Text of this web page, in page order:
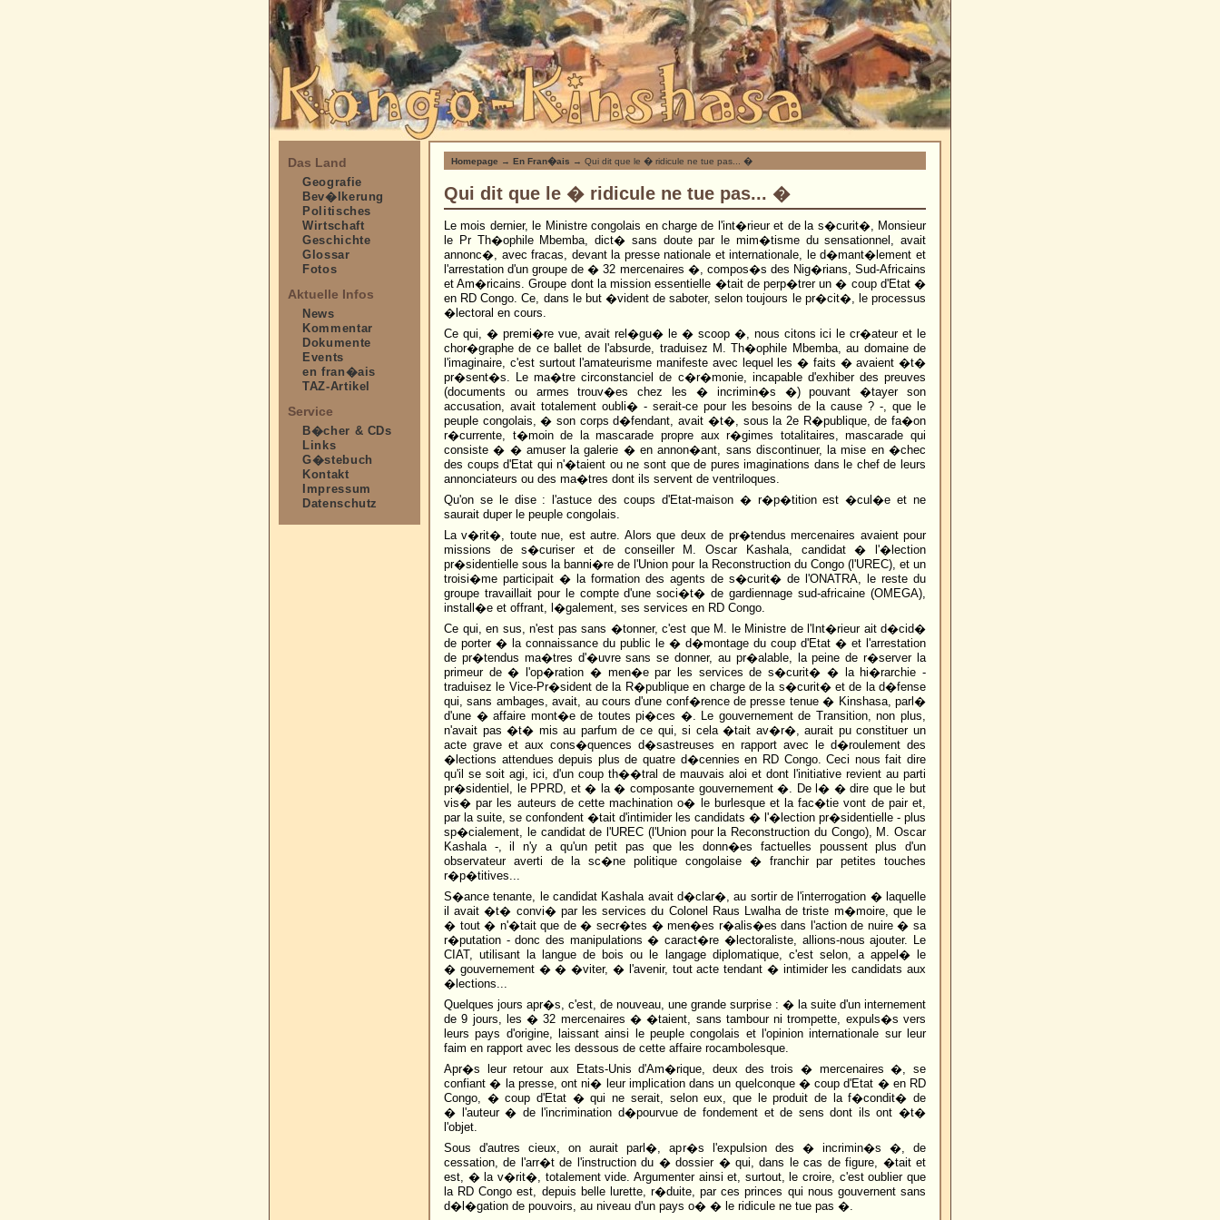
Das Land
Geografie
Bev�lkerung
Politisches
Wirtschaft
Geschichte
Glossar
Fotos
Aktuelle Infos
News
Kommentar
Dokumente
Events
en fran�ais
TAZ-Artikel
Service
B�cher & CDs
Links
G�stebuch
Kontakt
Impressum
Datenschutz
Homepage → En Fran�ais → Qui dit que le � ridicule ne tue pas... �
Qui dit que le � ridicule ne tue pas... �
Le mois dernier, le Ministre congolais en charge de l'int�rieur et de la s�curit�, Monsieur
le Pr Th�ophile Mbemba, dict� sans doute par le mim�tisme du sensationnel, avait
annonc�, avec fracas, devant la presse nationale et internationale, le d�mant�lement et
l'arrestation d'un groupe de � 32 mercenaires �, compos�s des Nig�rians, Sud-Africains
et Am�ricains. Groupe dont la mission essentielle �tait de perp�trer un � coup d'Etat �
en RD Congo. Ce, dans le but �vident de saboter, selon toujours le pr�cit�, le processus
�lectoral en cours.
Ce qui, � premi�re vue, avait rel�gu� le � scoop �, nous citons ici le cr�ateur et le
chor�graphe de ce ballet de l'absurde, traduisez M. Th�ophile Mbemba, au domaine de
l'imaginaire, c'est surtout l'amateurisme manifeste avec lequel les � faits � avaient �t�
pr�sent�s. Le ma�tre circonstanciel de c�r�monie, incapable d'exhiber des preuves
(documents ou armes trouv�es chez les � incrimin�s �) pouvant �tayer son
accusation, avait totalement oubli� - serait-ce pour les besoins de la cause ? -, que le
peuple congolais, � son corps d�fendant, avait �t�, sous la 2e R�publique, de fa�on
r�currente, t�moin de la mascarade propre aux r�gimes totalitaires, mascarade qui
consiste � � amuser la galerie � en annon�ant, sans discontinuer, la mise en �chec
des coups d'Etat qui n'�taient ou ne sont que de pures imaginations dans le chef de leurs
annonciateurs ou des ma�tres dont ils servent de ventriloques.
Qu'on se le dise : l'astuce des coups d'Etat-maison � r�p�tition est �cul�e et ne
saurait duper le peuple congolais.
La v�rit�, toute nue, est autre. Alors que deux de pr�tendus mercenaires avaient pour
missions de s�curiser et de conseiller M. Oscar Kashala, candidat � l'�lection
pr�sidentielle sous la banni�re de l'Union pour la Reconstruction du Congo (l'UREC), et un
troisi�me participait � la formation des agents de s�curit� de l'ONATRA, le reste du
groupe travaillait pour le compte d'une soci�t� de gardiennage sud-africaine (OMEGA),
install�e et offrant, l�galement, ses services en RD Congo.
Ce qui, en sus, n'est pas sans �tonner, c'est que M. le Ministre de l'Int�rieur ait d�cid�
de porter � la connaissance du public le � d�montage du coup d'Etat � et l'arrestation
de pr�tendus ma�tres d'�uvre sans se donner, au pr�alable, la peine de r�server la
primeur de � l'op�ration � men�e par les services de s�curit� � la hi�rarchie -
traduisez le Vice-Pr�sident de la R�publique en charge de la s�curit� et de la d�fense
qui, sans ambages, avait, au cours d'une conf�rence de presse tenue � Kinshasa, parl�
d'une � affaire mont�e de toutes pi�ces �. Le gouvernement de Transition, non plus,
n'avait pas �t� mis au parfum de ce qui, si cela �tait av�r�, aurait pu constituer un
acte grave et aux cons�quences d�sastreuses en rapport avec le d�roulement des
�lections attendues depuis plus de quatre d�cennies en RD Congo. Ceci nous fait dire
qu'il se soit agi, ici, d'un coup th��tral de mauvais aloi et dont l'initiative revient au parti
pr�sidentiel, le PPRD, et � la � composante gouvernement �. De l� � dire que le but
vis� par les auteurs de cette machination o� le burlesque et la fac�tie vont de pair et,
par la suite, se confondent �tait d'intimider les candidats � l'�lection pr�sidentielle - plus
sp�cialement, le candidat de l'UREC (l'Union pour la Reconstruction du Congo), M. Oscar
Kashala -, il n'y a qu'un petit pas que les donn�es factuelles poussent plus d'un
observateur averti de la sc�ne politique congolaise � franchir par petites touches
r�p�titives...
S�ance tenante, le candidat Kashala avait d�clar�, au sortir de l'interrogation � laquelle
il avait �t� convi� par les services du Colonel Raus Lwalha de triste m�moire, que le
� tout � n'�tait que de � secr�tes � men�es r�alis�es dans l'action de nuire � sa
r�putation - donc des manipulations � caract�re �lectoraliste, allions-nous ajouter. Le
CIAT, utilisant la langue de bois ou le langage diplomatique, c'est selon, a appel� le
� gouvernement � � �viter, � l'avenir, tout acte tendant � intimider les candidats aux
�lections...
Quelques jours apr�s, c'est, de nouveau, une grande surprise : � la suite d'un internement
de 9 jours, les � 32 mercenaires � �taient, sans tambour ni trompette, expuls�s vers
leurs pays d'origine, laissant ainsi le peuple congolais et l'opinion internationale sur leur
faim en rapport avec les dessous de cette affaire rocambolesque.
Apr�s leur retour aux Etats-Unis d'Am�rique, deux des trois � mercenaires �, se
confiant � la presse, ont ni� leur implication dans un quelconque � coup d'Etat � en RD
Congo, � coup d'Etat � qui ne serait, selon eux, que le produit de la f�condit� de
� l'auteur � de l'incrimination d�pourvue de fondement et de sens dont ils ont �t�
l'objet.
Sous d'autres cieux, on aurait parl�, apr�s l'expulsion des � incrimin�s �, de
cessation, de l'arr�t de l'instruction du � dossier � qui, dans le cas de figure, �tait et
est, � la v�rit�, totalement vide. Argumenter ainsi et, surtout, le croire, c'est oublier que
la RD Congo est, depuis belle lurette, r�duite, par ces princes qui nous gouvernent sans
d�l�gation de pouvoirs, au niveau d'un pays o� � le ridicule ne tue pas �.